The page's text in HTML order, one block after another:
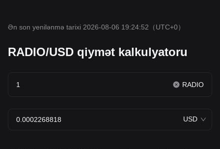
Ən son yenilənmə tarixi 2026-08-06 19:24:52 （UTC+0）
RADIO/USD qiymət kalkulyatoru
RADIO
USD